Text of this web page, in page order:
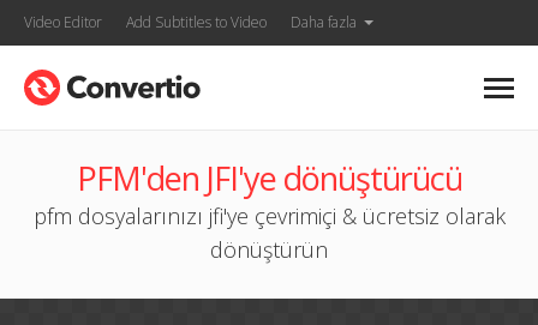
Video Editor Add Subtitles to Video Daha fazla
PFM'den JFI'ye dönüştürücü
pfm dosyalarınızı jfi'ye çevrimiçi & ücretsiz olarak
dönüştürün